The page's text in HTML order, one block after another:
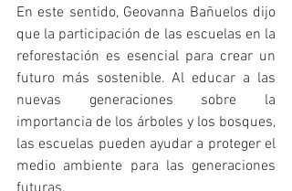
En este sentido, Geovanna Bañuelos dijo
que la participación de las escuelas en la
reforestación es esencial para crear un
futuro más sostenible. Al educar a las
nuevas generaciones sobre la
importancia de los árboles y los bosques,
las escuelas pueden ayudar a proteger el
medio ambiente para las generaciones